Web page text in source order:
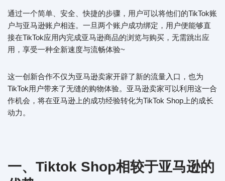
通过一个简单、安全、快捷的步骤，用户可以将他们的TikTok账
户与亚马逊账户相连。一旦两个账户成功绑定，用户便能够直
接在TikTok应用内完成亚马逊商品的浏览与购买，无需跳出应
用，享受一种全新速度与流畅体验~
这一创新合作不仅为亚马逊卖家开辟了新的流量入口，也为
TikTok用户带来了无缝的购物体验。亚马逊卖家可以利用这一合
作机会，将在亚马逊上的成功经验转化为TikTok Shop上的成长
动力。
一、Tiktok Shop相较于亚马逊的